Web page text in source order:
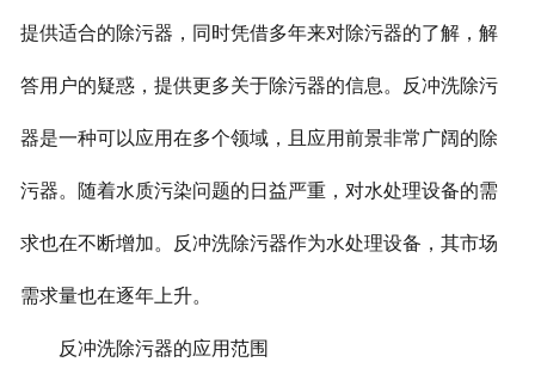
工程实例
联系我们
提供适合的除污器，同时凭借多年来对除污器的了解，解
答用户的疑惑，提供更多关于除污器的信息。反冲洗除污
器是一种可以应用在多个领域，且应用前景非常广阔的除
污器。随着水质污染问题的日益严重，对水处理设备的需
求也在不断增加。反冲洗除污器作为水处理设备，其市场
需求量也在逐年上升。
反冲洗除污器的应用范围